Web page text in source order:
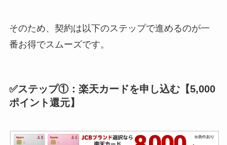
そのため、契約は以下のステップで進めるのが一
番お得でスムーズです。
✅ステップ①：楽天カードを申し込む【5,000
ポイント還元】